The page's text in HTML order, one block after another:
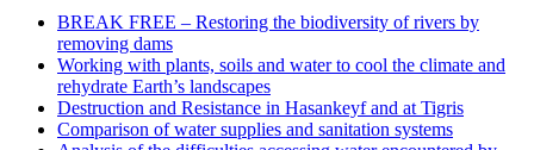
BREAK FREE – Restoring the biodiversity of rivers by
removing dams
Working with plants, soils and water to cool the climate and
rehydrate Earth’s landscapes
Destruction and Resistance in Hasankeyf and at Tigris
Comparison of water supplies and sanitation systems